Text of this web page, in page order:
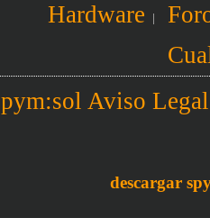
Hardware
pym:sol Aviso Legal
descargar